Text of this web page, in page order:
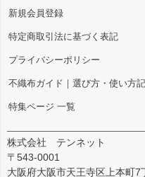
新規会員登録
特定商取引法に基づく表記
プライバシーポリシー
不織布ガイド｜選び方・使い方
特集ページ 一覧
株式会社 テンネット
〒543-0001
大阪府大阪市天王寺区上本町7